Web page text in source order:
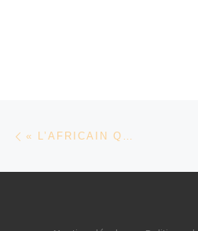
Parcourir les